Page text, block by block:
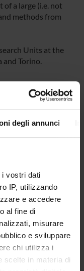
degli annunci
i vostri dati
IP, utilizzando
e accedere
al fine di
misurare
e sviluppare
chi utilizza i
scelte in materia di
a large (i.e. not
methods from
Units at the
and Torino.